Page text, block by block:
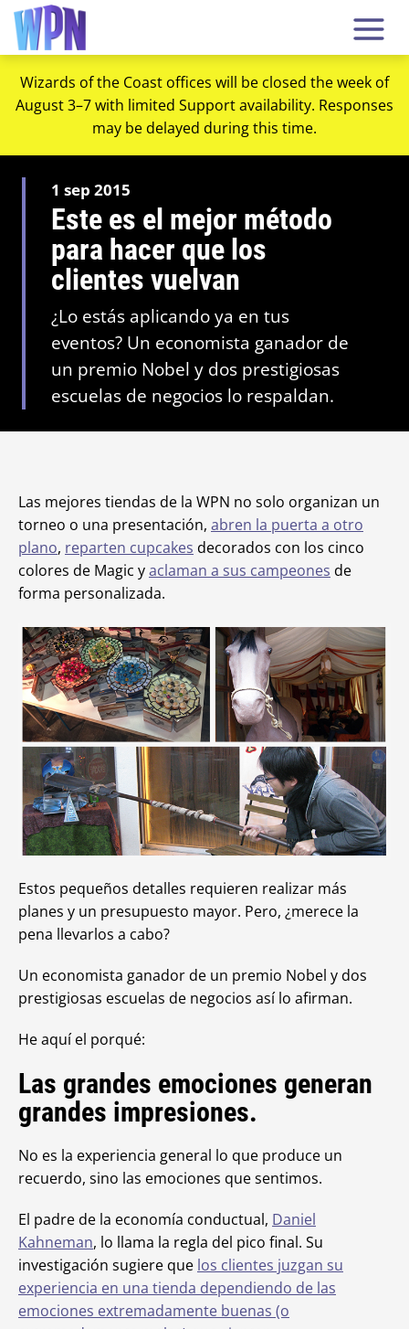
Wizards of the Coast offices will be closed the week of
August 3–7 with limited Support availability. Responses
may be delayed during this time.
1 sep 2015
Este es el mejor método
para hacer que los
clientes vuelvan
¿Lo estás aplicando ya en tus
eventos? Un economista ganador de
un premio Nobel y dos prestigiosas
escuelas de negocios lo respaldan.
Las mejores tiendas de la WPN no solo organizan un
torneo o una presentación, abren la puerta a otro
plano, reparten cupcakes decorados con los cinco
colores de Magic yaclaman a sus campeones de
forma personalizada.
Estos pequeños detalles requieren realizar más
planes y un presupuesto mayor. Pero, ¿merece la
pena llevarlos a cabo?
Un economista ganador de un premio Nobel y dos
prestigiosas escuelas de negocios así lo afirman.
He aquí el porqué:
Las grandes emociones generan
grandes impresiones.
No es la experiencia general lo que produce un
recuerdo, sino las emociones que sentimos.
El padre de la economía conductual, Daniel
Kahneman, lo llama la regla del pico final. Su
investigación sugiere que los clientes juzgan su
experiencia en una tienda dependiendo de las
emociones extremadamente buenas (o